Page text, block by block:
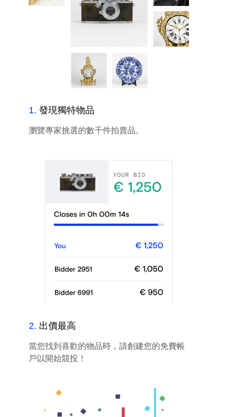
1. 發現獨特物品
瀏覽專家挑選的數千件拍賣品。
2. 出價最高
當您找到喜歡的物品時，請創建您的免費帳
戶以開始競投！